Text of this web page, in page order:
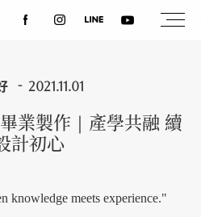
最新消息
2021.11.01
業製作｜產學共融 續
計初心
knowledge meets experience."